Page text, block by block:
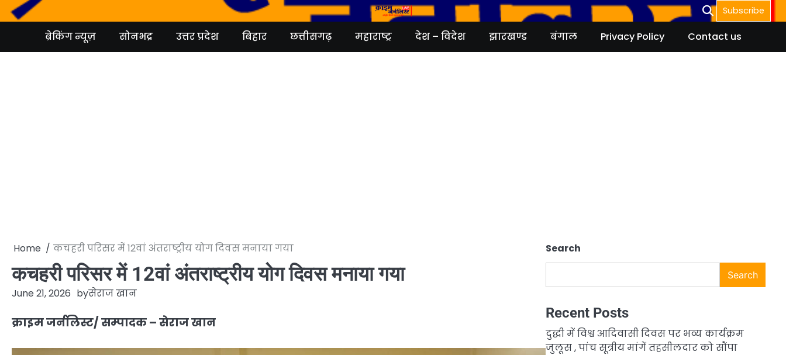
Skip
to
Subscribe
ब्रेकिंग न्यूज़ सोनभद्र उत्तर प्रदेश बिहार छत्तीसगढ़ महाराष्ट्र देश – विदेश झारखण्ड बंगाल Privacy Policy Contact us
Home कचहरी परिसर में 12वां अंतराष्ट्रीय योग दिवस मनाया गया
कचहरी परिसर में 12वां अंतराष्ट्रीय योग दिवस मनाया गया
June 21, 2026 byसेराज खान
क्राइम जर्नलिस्ट/ सम्पादक – सेराज खान
Search
Search
Recent Posts
दुद्धी में विश्व आदिवासी दिवस पर भव्य कार्यक्रम
जुलूस , पांच सूत्रीय मांगें तहसीलदार को सौंपा